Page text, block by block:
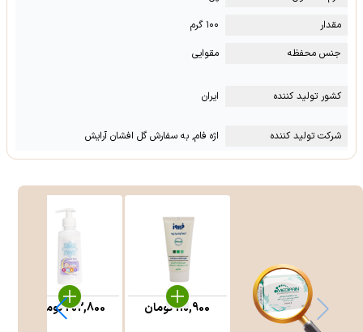
مقدار
۱۰۰ گرم
جنس محفظه
مقوایی
کشور تولید کننده ایران
شرکت تولید کننده اژه فام, به سفارش گل افشان آرایش
110,900تومان 202,800تومان